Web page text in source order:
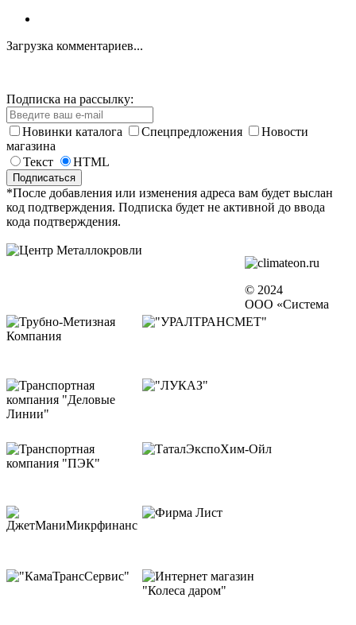
Загрузка комментариев...
Подписка на рассылку:
Новинки каталога Спецпредложения
Новости
магазина
Текст
HTML
*После добавления или изменения адреса вам будет выслан
код подтверждения. Подписка будет не активной до ввода
кода подтверждения.
© 2024
ООО «Система